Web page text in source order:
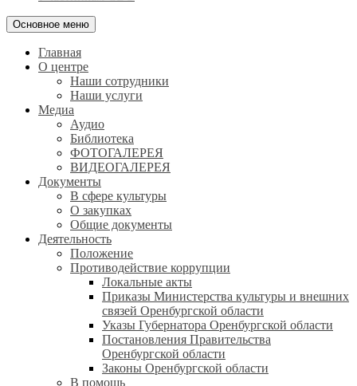
Основное меню
Главная
О центре
Наши сотрудники
Наши услуги
Медиа
Аудио
Библиотека
ФОТОГАЛЕРЕЯ
ВИДЕОГАЛЕРЕЯ
Документы
В сфере культуры
О закупках
Общие документы
Деятельность
Положение
Противодействие коррупции
Локальные акты
Приказы Министерства культуры и внешних
связей Оренбургской области
Указы Губернатора Оренбургской области
Постановления Правительства
Оренбургской области
Законы Оренбургской области
В помощь